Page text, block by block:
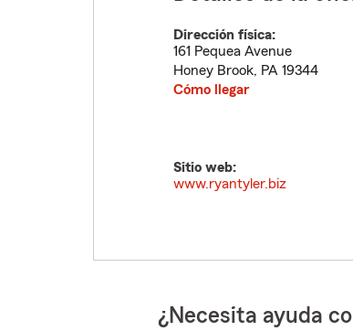
Dirección física:
161 Pequea Avenue
Honey Brook, PA 19344
Cómo llegar
Sitio web:
www.ryantyler.biz
¿Necesita ayuda